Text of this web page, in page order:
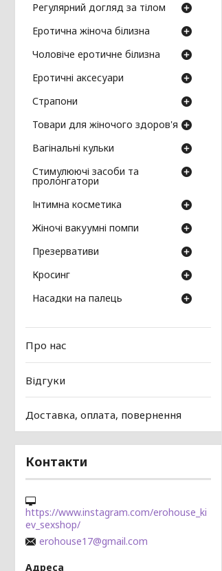
Регулярний догляд за тілом
Еротична жіноча білизна
Чоловіче еротичне білизна
Еротичні аксесуари
Страпони
Товари для жіночого здоров'я
Вагінальні кульки
Стимулюючі засоби та
пролонгатори
Інтимна косметика
Жіночі вакуумні помпи
Презервативи
Кросинг
Насадки на палець
Про нас
Відгуки
Доставка, оплата, повернення
Контакти
https://www.instagram.com/erohouse_ki
ev_sexshop/
erohouse17@gmail.com